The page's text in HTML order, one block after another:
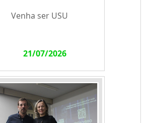
Venha ser USU
21/07/2026